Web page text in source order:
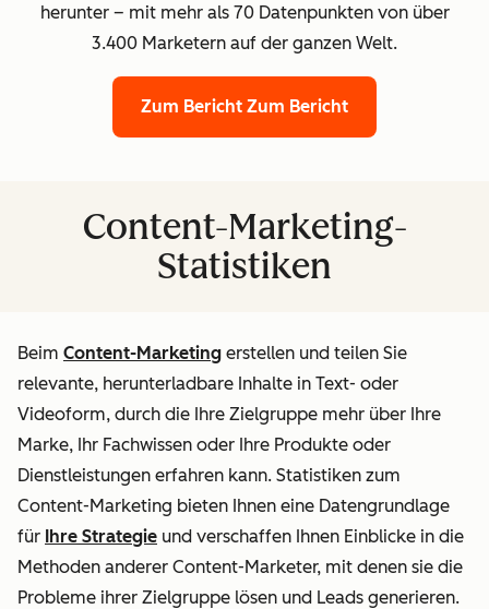
herunter – mit mehr als 70 Datenpunkten von über
3.400 Marketern auf der ganzen Welt.
Zum Bericht Zum Bericht
Content-Marketing-
Statistiken
Beim Content-Marketing erstellen und teilen Sie
relevante, herunterladbare Inhalte in Text- oder
Videoform, durch die Ihre Zielgruppe mehr über Ihre
Marke, Ihr Fachwissen oder Ihre Produkte oder
Dienstleistungen erfahren kann. Statistiken zum
Content-Marketing bieten Ihnen eine Datengrundlage
für Ihre Strategie und verschaffen Ihnen Einblicke in die
Methoden anderer Content-Marketer, mit denen sie die
Probleme ihrer Zielgruppe lösen und Leads generieren.